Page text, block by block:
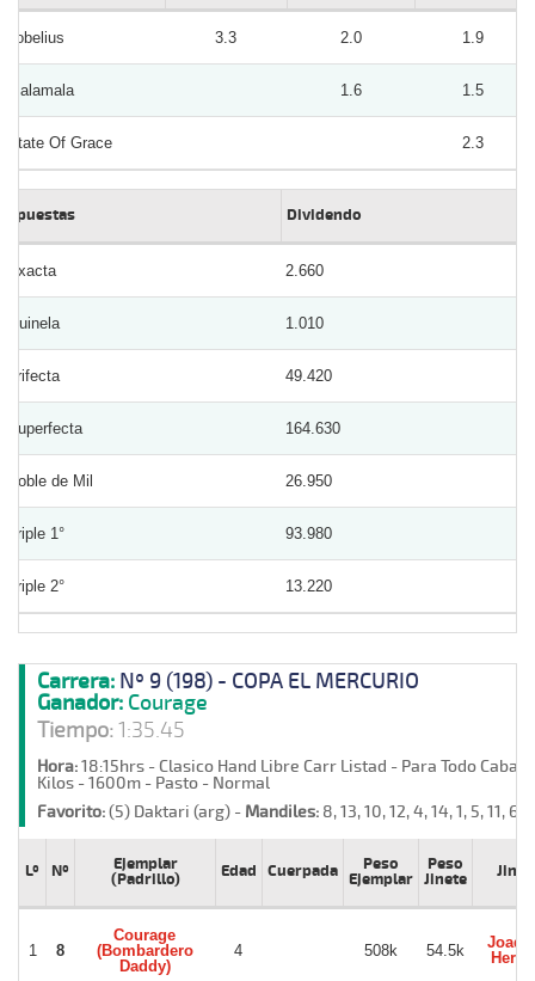
Lobelius 3.3 2.0 1.9
Malamala 1.6 1.5
State Of Grace 2.3
Apuestas Dividendo
Exacta 2.660
Quinela 1.010
Trifecta 49.420
Superfecta 164.630
Doble de Mil 26.950
Triple 1° 93.980
Triple 2° 13.220
Carrera: Nº 9 (198) - COPA EL MERCURIO
Ganador: Courage
Tiempo:1:35.45
Hora:18:15hrs - Clasico Hand Libre Carr Listad - Para Todo
Kilos - 1600m - Pasto - Normal
Favorito:(5) Daktari (arg) - Mandiles: 8, 13, 10, 12, 4, 14, 1, 5, 11, 6,
Lº Nº
Ejemplar
(Padrillo)
Edad Cuerpada
Peso
Ejemplar
Peso
Jinete
1 8
Courage
(Bombardero
Daddy)
4 508k 54.5k